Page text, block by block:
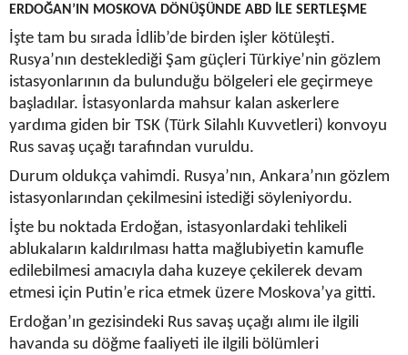
ERDOĞAN’IN MOSKOVA DÖNÜŞÜNDE ABD İLE SERTLEŞME
İşte tam bu sırada İdlib’de birden işler kötüleşti.
Rusya’nın desteklediği Şam güçleri Türkiye’nin gözlem
istasyonlarının da bulunduğu bölgeleri ele geçirmeye
başladılar. İstasyonlarda mahsur kalan askerlere
yardıma giden bir TSK (Türk Silahlı Kuvvetleri) konvoyu
Rus savaş uçağı tarafından vuruldu.
Durum oldukça vahimdi. Rusya’nın, Ankara’nın gözlem
istasyonlarından çekilmesini istediği söyleniyordu.
İşte bu noktada Erdoğan, istasyonlardaki tehlikeli
ablukaların kaldırılması hatta mağlubiyetin kamufle
edilebilmesi amacıyla daha kuzeye çekilerek devam
etmesi için Putin’e rica etmek üzere Moskova’ya gitti.
Erdoğan’ın gezisindeki Rus savaş uçağı alımı ile ilgili
havanda su döğme faaliyeti ile ilgili bölümleri